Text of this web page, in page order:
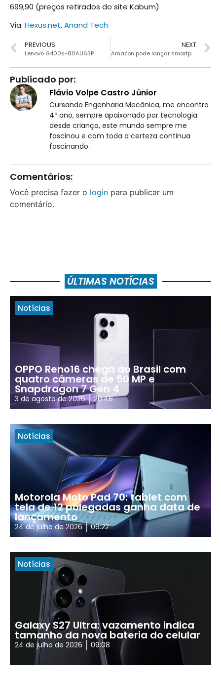
699,90 (preços retirados do site Kabum).
Via: Hexus.net,Anand Tech
PREVIOUS
Lenovo G400s-80AU63P
NEXT
Amazon pode lançar smartphone em 2014
Publicado por:
Flávio Volpe Castro Júnior
Cursando Engenharia Mecânica, me encontro
4º ano, sempre apaixonado por tecnologia
desde criança, este mundo sempre me
fascinou e com toda a certeza continua
fascinando.
Comentários:
Você precisa fazer o login para publicar um
comentário.
ÚLTIMAS NOTÍCIAS
Notícias
OPPO Reno16 chega ao Brasil com
quatro câmeras de 50 MP e
Snapdragon 7 Gen 4
3 de agosto de 2026 20:48
Notícias
Motorola Moto Pad 70: tablet com
tela de 12 polegadas ganha data de
lançamento
24 de julho de 2026 09:22
Notícias
Galaxy S27 Ultra: vazamento indica
tamanho da nova bateria do celular
24 de julho de 2026 09:08